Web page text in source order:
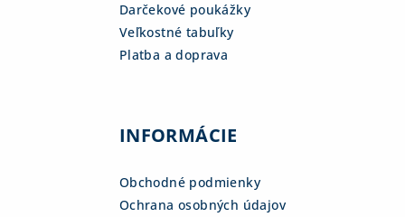
Darčekové poukážky
Veľkostné tabuľky
Platba a doprava
INFORMÁCIE
Obchodné podmienky
Ochrana osobných údajov